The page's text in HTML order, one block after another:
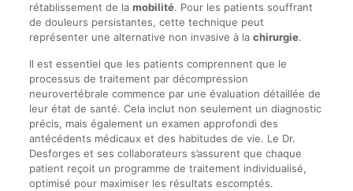
rétablissement de la mobilité. Pour les patients souffrant
de douleurs persistantes, cette technique peut
représenter une alternative non invasive à la chirurgie.
Il est essentiel que les patients comprennent que le
processus de traitement par décompression
neurovertébrale commence par une évaluation détaillée de
leur état de santé. Cela inclut non seulement un diagnostic
précis, mais également un examen approfondi des
antécédents médicaux et des habitudes de vie. Le Dr.
Desforges et ses collaborateurs s’assurent que chaque
patient reçoit un programme de traitement individualisé,
optimisé pour maximiser les résultats escomptés.